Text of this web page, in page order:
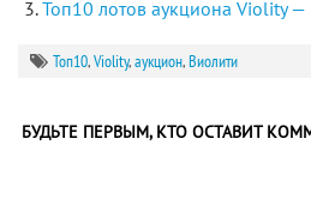
Топ10 лотов аукциона Violity
Топ10,Violity,аукцион,Виолити
БУДЬТЕ ПЕРВЫМ, КТО ОСТАВИТ